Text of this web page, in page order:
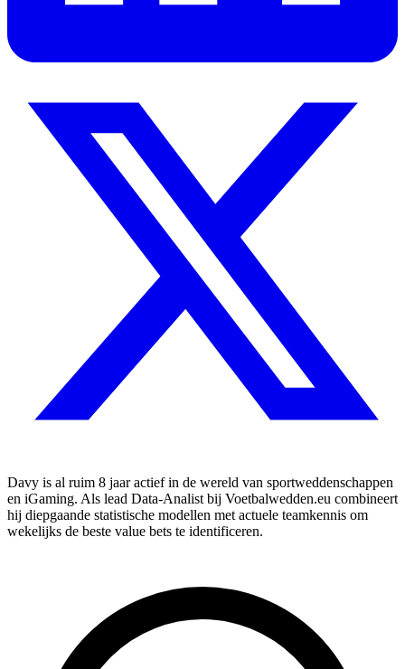
Davy is al ruim 8 jaar actief in de wereld van sportweddenschappen
en iGaming. Als lead Data-Analist bij Voetbalwedden.eu combineert
hij diepgaande statistische modellen met actuele teamkennis om
wekelijks de beste value bets te identificeren.